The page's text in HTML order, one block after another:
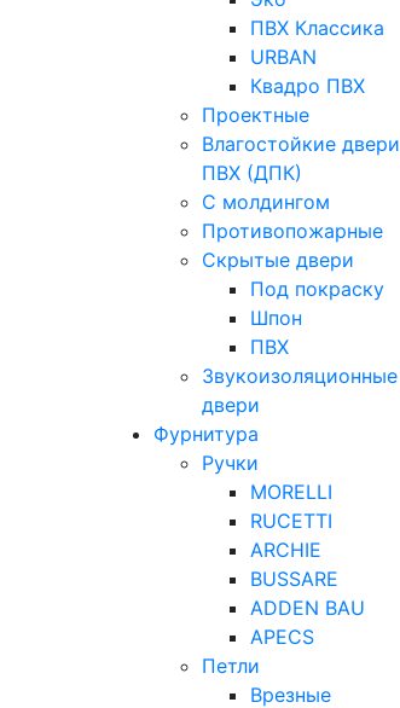
ПВХ Классика
URBAN
Квадро ПВХ
Проектные
Влагостойкие двери
ПВХ (ДПК)
С молдингом
Противопожарные
Скрытые двери
Под покраску
Шпон
ПВХ
Звукоизоляционные
двери
Фурнитура
Ручки
MORELLI
RUCETTI
ARCHIE
BUSSARE
ADDEN BAU
APECS
Петли
Врезные